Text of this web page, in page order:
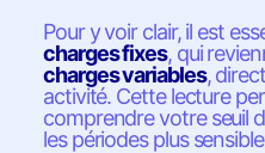
Pour y voir clair, il est
charges fixes, qui
charges variables,
activité. Cette lecture
comprendre votre seuil
les périodes plus